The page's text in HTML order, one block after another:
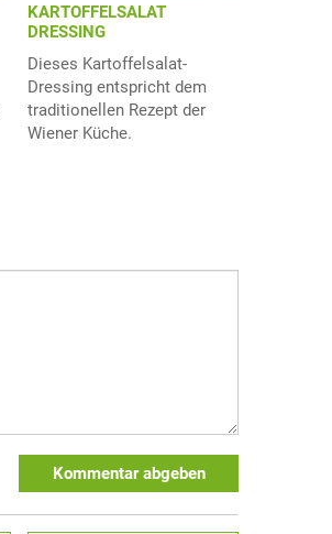
KARTOFFELSALAT
DRESSING
Dieses Kartoffelsalat-
Dressing entspricht dem
traditionellen Rezept der
Wiener Küche.
Kommentar abgeben